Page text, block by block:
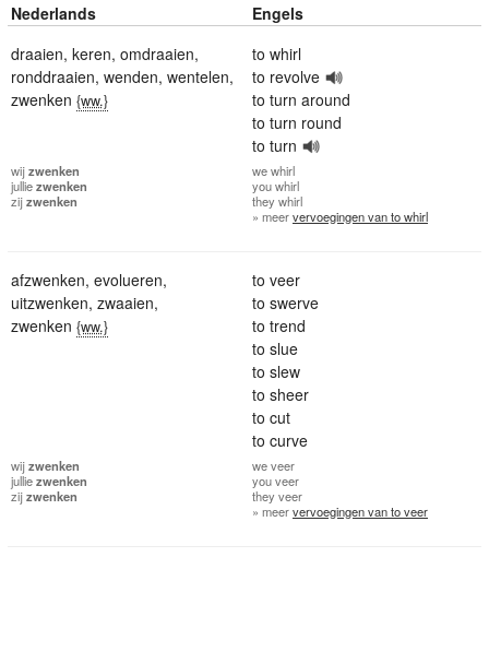
Nederlands
Engels
draaien, keren, omdraaien,
ronddraaien, wenden, wentelen,
zwenken {ww.}
to whirl
to revolve
to turn around
to turn round
to turn
wijzwenken
julliezwenken
zijzwenken
wewhirl
youwhirl
they whirl
» meervervoegingen van to whirl
afzwenken, evolueren,
uitzwenken, zwaaien,
zwenken {ww.}
to veer
to swerve
to trend
to slue
to slew
to sheer
to cut
to curve
wijzwenken
julliezwenken
zijzwenken
weveer
youveer
they veer
» meervervoegingen van to veer